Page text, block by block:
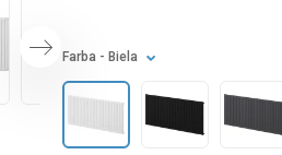
Farba - Biela